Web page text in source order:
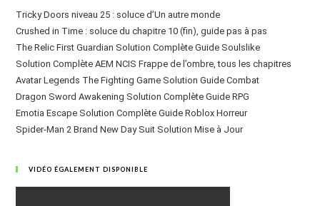
Tricky Doors niveau 25 : soluce d’Un autre monde
Crushed in Time : soluce du chapitre 10 (fin), guide pas à pas
The Relic First Guardian Solution Complète Guide Soulslike
Solution Complète AEM NCIS Frappe de l’ombre, tous les chapitres
Avatar Legends The Fighting Game Solution Guide Combat
Dragon Sword Awakening Solution Complète Guide RPG
Emotia Escape Solution Complète Guide Roblox Horreur
Spider-Man 2 Brand New Day Suit Solution Mise à Jour
VIDÉO ÉGALEMENT DISPONIBLE